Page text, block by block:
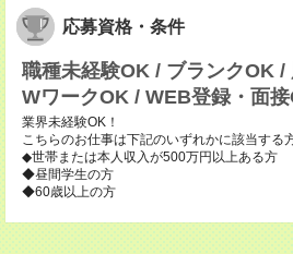
応募資格・条件
職種未経験OK / ブランクOK /
WワークOK / WEB登録・面
業界未経験OK！
こちらのお仕事は下記のいずれかに該当する
◆世帯または本人収入が500万円以上ある方
◆昼間学生の方
◆60歳以上の方